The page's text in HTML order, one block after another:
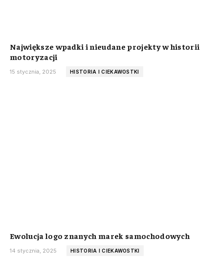
Największe wpadki i nieudane projekty w historii
motoryzacji
15 stycznia, 2025 HISTORIA I CIEKAWOSTKI
Ewolucja logo znanych marek samochodowych
14 stycznia, 2025 HISTORIA I CIEKAWOSTKI